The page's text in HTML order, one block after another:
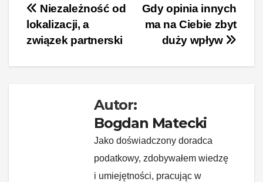
c
e
b
o
er
st
k
dI
n
d
di
o
p
p
y
Li
n
Nawigacja
wpisu
Gdy opinia innych
ma na Ciebie zbyt
duży wpływ
Niezależność od
lokalizacji, a
związek partnerski
Autor:
Bogdan Matecki
Jako doświadczony doradca
podatkowy, zdobywałem wiedzę
i umiejętności, pracując w